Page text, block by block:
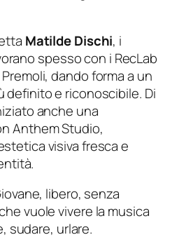
Matilde Dischi, i
spesso con i RecLab
dando forma a un
definito e riconoscibile. Di
anche una
Anthem Studio,
visiva fresca e
libero, senza
vuole vivere la musica
sudare, urlare.